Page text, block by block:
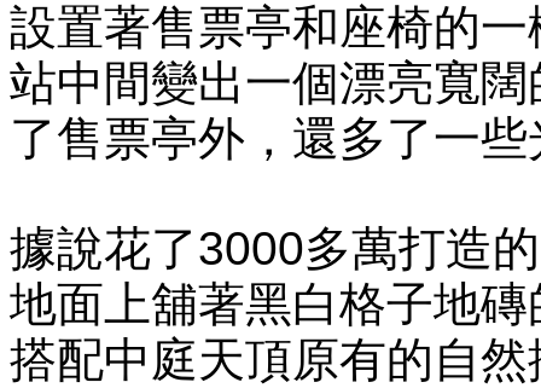
設置著售票亭和座椅的
站中間變出一個漂亮寬
了售票亭外，還多了一
據說花了3000多萬打造
地面上舖著黑白格子地
搭配中庭天頂原有的自